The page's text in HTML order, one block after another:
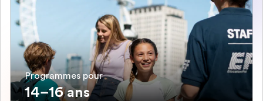
Programmes pour
14–16 ans